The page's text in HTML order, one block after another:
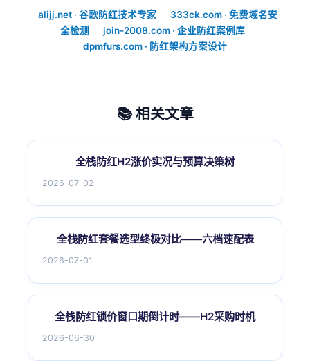
alijj.net · 谷歌防红技术专家
333ck.com · 免费域名安
全检测
join-2008.com · 企业防红案例库
dpmfurs.com · 防红架构方案设计
📚 相关文章
全栈防红H2涨价实况与预算决策树
2026-07-02
全栈防红套餐选型终极对比——六档速配表
2026-07-01
全栈防红锁价窗口期倒计时——H2采购时机
2026-06-30